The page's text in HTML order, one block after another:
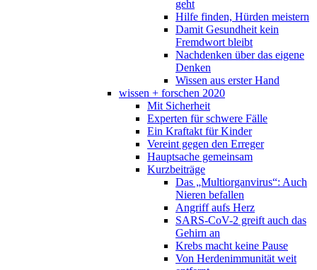
geht
Hilfe finden, Hürden meistern
Damit Gesundheit kein
Fremdwort bleibt
Nachdenken über das eigene
Denken
Wissen aus erster Hand
wissen + forschen 2020
Mit Sicherheit
Experten für schwere Fälle
Ein Kraftakt für Kinder
Vereint gegen den Erreger
Hauptsache gemeinsam
Kurzbeiträge
Das „Multiorganvirus“: Auch
Nieren befallen
Angriff aufs Herz
SARS-CoV-2 greift auch das
Gehirn an
Krebs macht keine Pause
Von Herdenimmunität weit